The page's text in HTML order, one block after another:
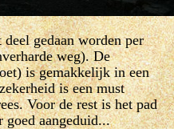
gedaan worden per
weg). De
is gemakkelijk in een
is een must
Voor de rest is het pad
goed aangeduid...